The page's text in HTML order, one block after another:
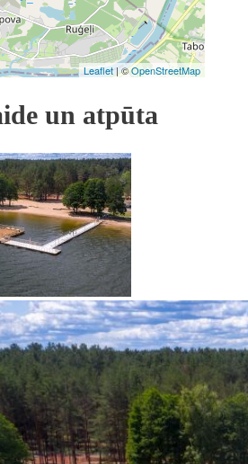
Leaflet | ©OpenStreetMap
un atpūta